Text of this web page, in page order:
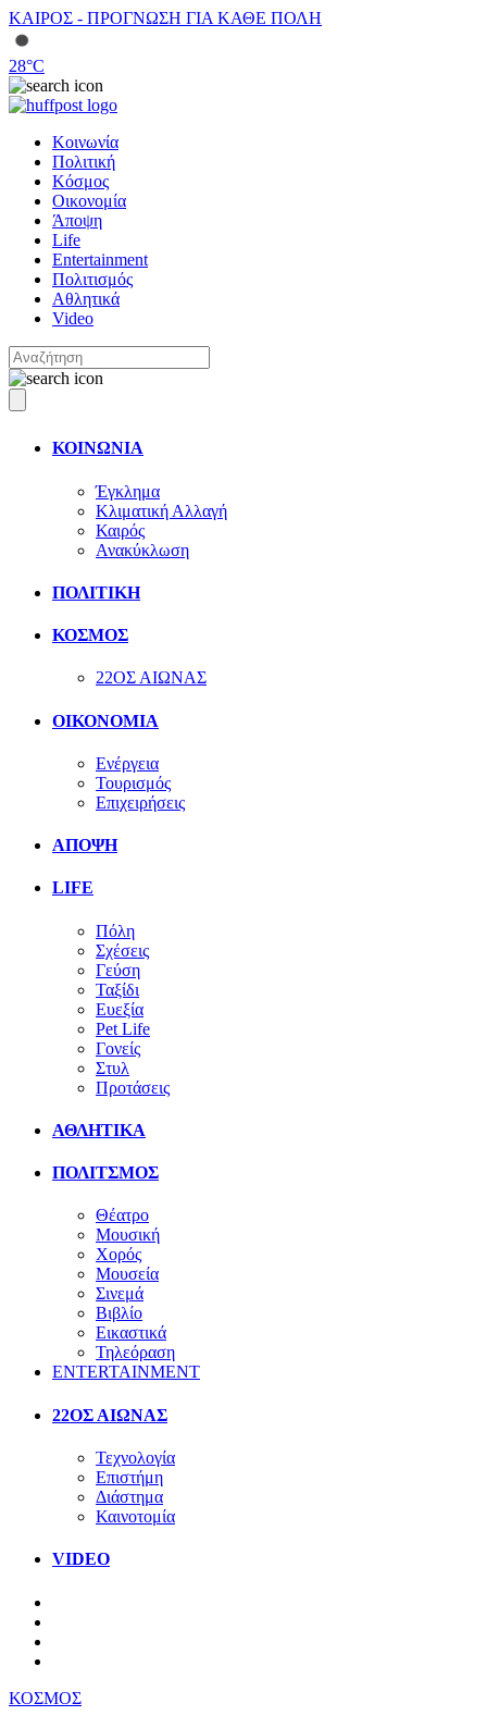
ΚΑΙΡΟΣ - ΠΡΟΓΝΩΣΗ ΓΙΑ ΚΑΘΕ ΠΟΛΗ
28°C
Κοινωνία
Πολιτική
Κόσμος
Οικονομία
Άποψη
Life
Entertainment
Πολιτισμός
Αθλητικά
Video
ΚΟΙΝΩΝΙΑ
Έγκλημα
Κλιματική Αλλαγή
Καιρός
Ανακύκλωση
ΠΟΛΙΤΙΚΗ
ΚΟΣΜΟΣ
22ΟΣ ΑΙΩΝΑΣ
ΟΙΚΟΝΟΜΙΑ
Ενέργεια
Τουρισμός
Επιχειρήσεις
ΑΠΟΨΗ
LIFE
Πόλη
Σχέσεις
Γεύση
Ταξίδι
Ευεξία
Pet Life
Γονείς
Στυλ
Προτάσεις
ΑΘΛΗΤΙΚΑ
ΠΟΛΙΤΣΜΟΣ
Θέατρο
Μουσική
Χορός
Μουσεία
Σινεμά
Βιβλίο
Εικαστικά
Τηλεόραση
ENTERTAINMENT
22ΟΣ ΑΙΩΝΑΣ
Τεχνολογία
Επιστήμη
Διάστημα
Καινοτομία
VIDEO
ΚΟΣΜΟΣ